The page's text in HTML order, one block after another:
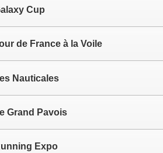
Cup
de France à la Voile
Nauticales
Grand Pavois
Expo